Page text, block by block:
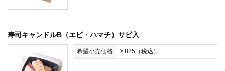
寿司キャンドルB（エビ・ハマチ）サビ入
希望小売価格 ￥825（税込）